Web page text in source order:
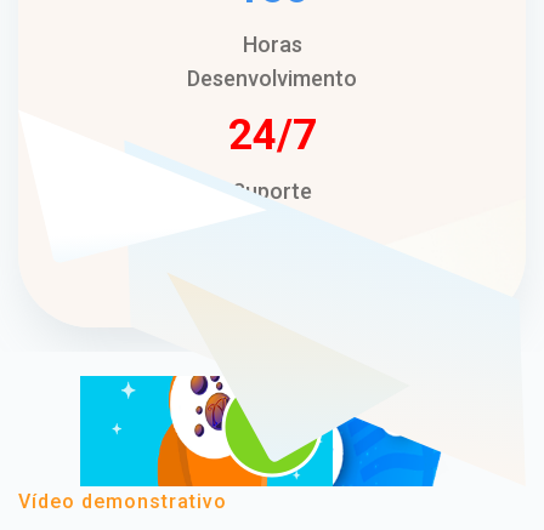
Horas
Desenvolvimento
24
Suporte
Vídeo demonstrativo